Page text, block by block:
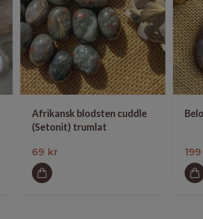
Afrikansk blodsten cuddle
(Setonit) trumlat
69 kr